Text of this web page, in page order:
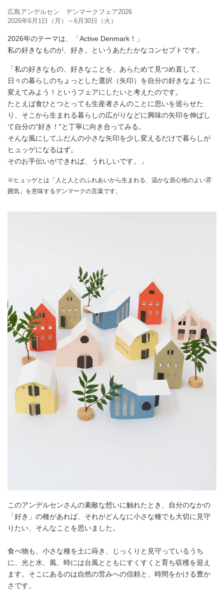
広島アンデルセン デンマークフェア2026
2026年6月1日（月）～6月30日（火）
2026年のテーマは、「Active Denmark！」
私の好きなものが、好き。というあたたかなコンセプトです。
「私の好きなもの、好きなことを、あらためて見つめ直して、
日々の暮らしのちょっとした選択（矢印）を自分の好きなように
変えてみよう！というフェアにしたいと考えたのです。
たとえば食ひとつとっても生産者さんのことに思いを巡らせた
り、そこから生まれる暮らしの広がりなどに興味の矢印を伸ばし
て自分の"好き！"と丁寧に向き合ってみる。
そんな風にしてふだんの小さな矢印を少し変えるだけで暮らしが
ヒュッゲになるはず。
そのお手伝いができれば、うれしいです。」
※ヒュッゲとは「人と人とのふれあいから生まれる、温かな居心地のよい雰
囲気」を意味するデンマークの言葉です。
このアンデルセンさんの素敵な想いに触れたとき、自分のなかの
「好き」の種があれば、それがどんなに小さな種でも大切に見守
りたい、そんなことを思いました。
食べ物も、小さな種を土に蒔き、じっくりと見守っているうち
に、光と水、風、時には台風とともにすくすくと育ち収穫を迎え
ます。そこにあるのは自然の営みへの信頼と、時間をかける豊か
さです。